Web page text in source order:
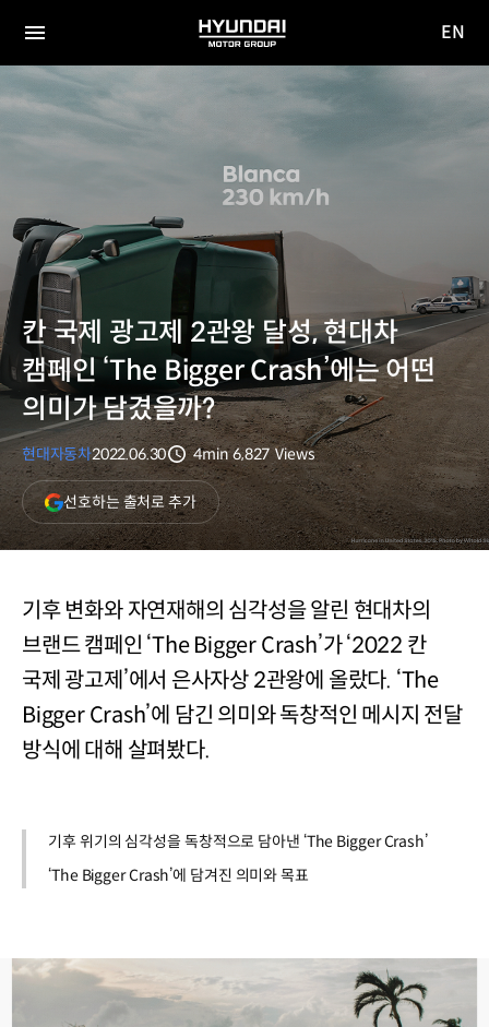
전체
HYUNDAI
MOTOR
EN
칸 국제 광고제 2관왕 달성, 현대차
캠페인 ‘The Bigger Crash’에는 어떤
의미가 담겼을까?
현대자동차2022.06.30
분량
4min
조회수
6,827 Views
선호하는 출처로 추가(새
창
열림)
기후 변화와 자연재해의 심각성을 알린 현대차의
브랜드 캠페인 ‘The Bigger Crash’가 ‘2022 칸
국제 광고제’에서 은사자상 2관왕에 올랐다. ‘The
Bigger Crash’에 담긴 의미와 독창적인 메시지 전달
방식에 대해 살펴봤다.
기후 위기의 심각성을 독창적으로 담아낸 ‘The Bigger Crash’
‘The Bigger Crash’에 담겨진 의미와 목표